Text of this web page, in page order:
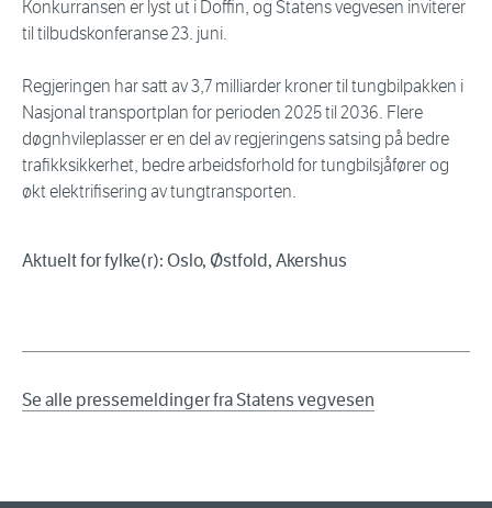
Konkurransen er lyst ut i Doffin, og Statens vegvesen inviterer
til tilbudskonferanse 23. juni.
Regjeringen har satt av 3,7 milliarder kroner til tungbilpakken i
Nasjonal transportplan for perioden 2025 til 2036. Flere
døgnhvileplasser er en del av regjeringens satsing på bedre
trafikksikkerhet, bedre arbeidsforhold for tungbilsjåfører og
økt elektrifisering av tungtransporten.
Aktuelt for fylke(r): Oslo, Østfold, Akershus
Se alle pressemeldinger fra Statens vegvesen